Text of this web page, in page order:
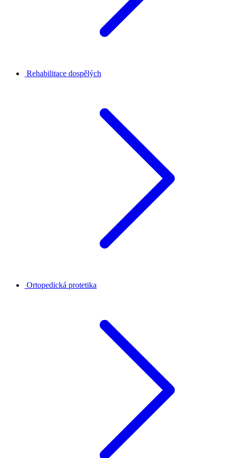
Rehabilitace dospělých
Ortopedická protetika